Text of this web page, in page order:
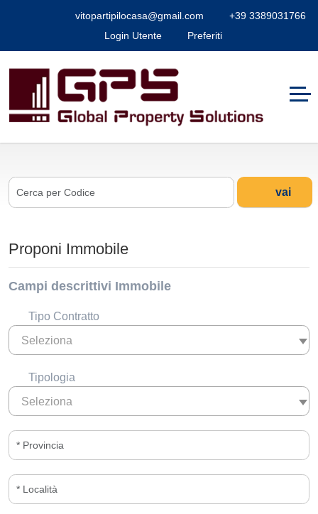
vitopartipilocasa@gmail.com
+39 3389031766
Login Utente
Preferiti
vai
Proponi Immobile
Campi descrittivi Immobile
Tipo Contratto
Seleziona
Tipologia
Seleziona